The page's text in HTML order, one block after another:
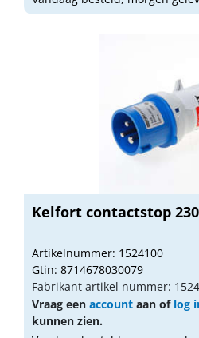
Kelfort contactstop
Artikelnummer: 1524100
Gtin: 8714678030079
Fabrikant artikel nummer:
Vraag een account aan of log
kunnen zien.